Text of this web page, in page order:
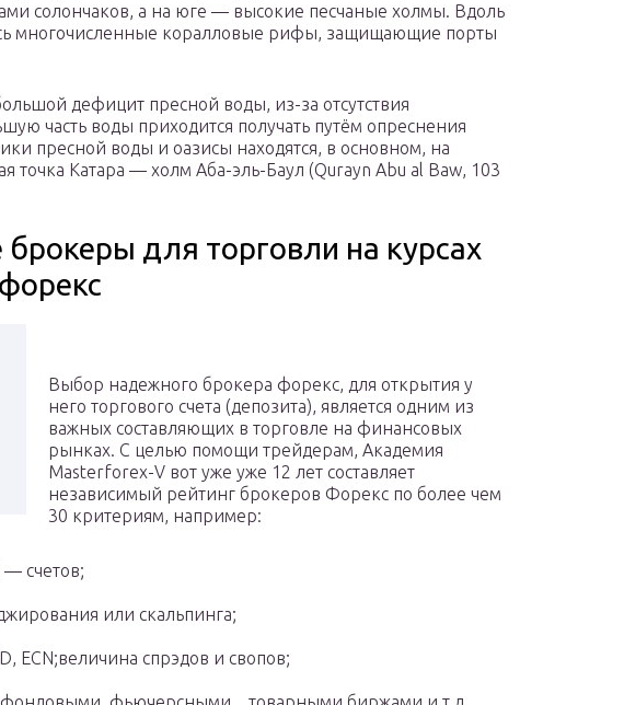
солончаков, а на юге — высокие песчаные холмы. Вдоль
многочисленные коралловые рифы, защищающие порты
дефицит пресной воды, из-за отсутствия
часть воды приходится получать путём опреснения
пресной воды и оазисы находятся, в основном, на
точка Катара — холм Аба-эль-Баул (Qurayn Abu al Baw, 103
для торговли на курсах
Выбор надежного брокера форекс, для открытия у
него торгового счета (депозита), является одним из
важных составляющих в торговле на финансовых
рынках. С целью помощи трейдерам, Академия
Masterforex-V вот уже уже 12 лет составляет
независимый рейтинг брокеров Форекс по более чем
30 критериям, например:
счетов;
или скальпинга;
ECN;величина спрэдов и свопов;